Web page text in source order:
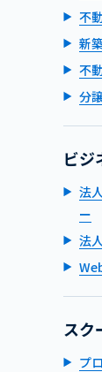
不
新
不
分
ビジ
法
ー
法
スク
プ